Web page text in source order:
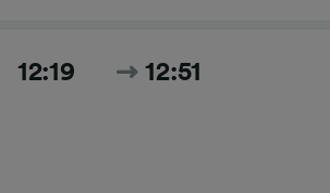
12:19 12:51